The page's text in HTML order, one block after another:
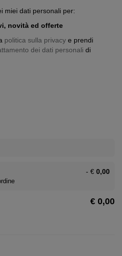
miei dati personali per:
novità ed offerte
politica sulla privacy e prendi
dei dati personali di
- € 0,00
€ 0,00